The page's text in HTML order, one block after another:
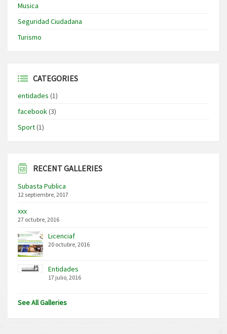
Musica
Seguridad Ciudadana
Turismo
CATEGORIES
entidades (1)
facebook(3)
Sport(1)
RECENT GALLERIES
Subasta Publica
12 septiembre, 2017
xxx
27 octubre, 2016
Licenciaf
20 octubre, 2016
Entidades
17 julio, 2016
See All Galleries